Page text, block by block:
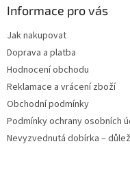
Informace pro vás
Jak nakupovat
Doprava a platba
Hodnocení obchodu
Reklamace a vrácení zboží
Obchodní podmínky
Podmínky ochrany osobních
Nevyzvednutá dobírka –